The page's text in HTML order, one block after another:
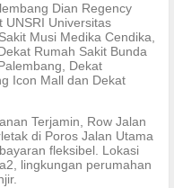
Dian Regency
UNSRI Universitas
Musi Medika Cendika,
Rumah Sakit Bunda
Dekat
Icon Mall dan Dekat
Terjamin, Row Jalan
di Poros Jalan Utama
fleksibel. Lokasi
lingkungan perumahan